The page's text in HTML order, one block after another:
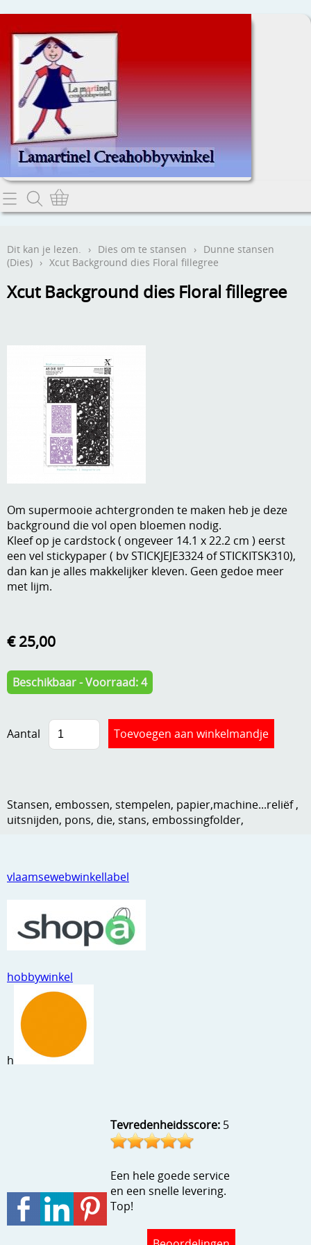
Home
Contact
Webwinkel
Aanbiedingen
Andere
Boeken en magazines
Dies om te stansen
DVD-CD
Handige extra's
Hechtingsmaterialen
Hout , MDF, kartonmateriaal, steen
Kneedmateriaal
Knipvellen
Leuke versieringen
Merken
Netjes opbergen
Ponsen
Stans machine en embossing machines
Stempels en zo
Template, mask, stencils, grids
Wat nog, een creatief kijkje
Verzend - en verpakkingsk
Mijn account
Anders creatief
Gastenboek
vlaamsewebwinkellabel
hobbywinkel
h
Tevredenheidsscore: 5
Een hele goede service
en een snelle levering.
Top!
Dit kan je lezen. › Dies om te stansen › Dunne stansen
(Dies) › Xcut Background dies Floral fillegree
Xcut Background dies Floral fillegree
Om supermooie achtergronden te maken heb je deze
background die vol open bloemen nodig.
Kleef op je cardstock ( ongeveer 14.1 x 22.2 cm ) eerst
een vel stickypaper ( bv STICKJEJE3324 of STICKITSK310),
dan kan je alles makkelijker kleven. Geen gedoe meer
met lijm.
€ 25,00
Beschikbaar - Voorraad: 4
Aantal
Stansen, embossen, stempelen, papier,machine...reliëf ,
uitsnijden, pons, die, stans, embossingfolder,